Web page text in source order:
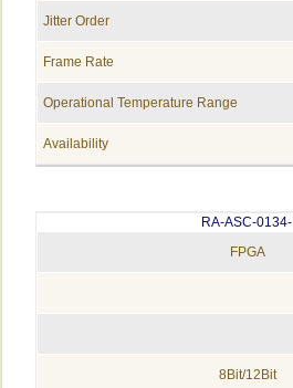
Jitter Order
Frame Rate
Operational Temperature Range
Availability
RA-ASC-0134-I
FPGA
8Bit/12Bit